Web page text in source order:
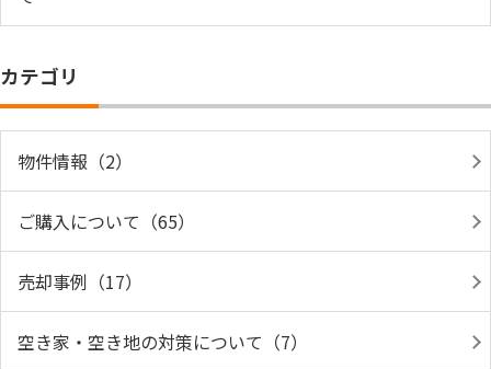
カテゴリ
物件情報（2）
ご購入について（65）
売却事例（17）
空き家・空き地の対策について（7）